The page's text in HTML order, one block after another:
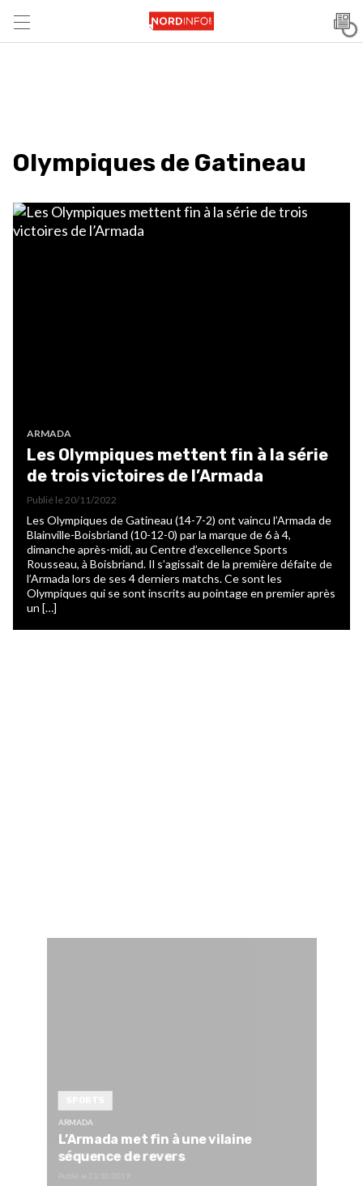
Olympiques de Gatineau
ARMADA
Les Olympiques mettent fin à la série
de trois victoires de l’Armada
Publié le20/11/2022
Les Olympiques de Gatineau (14-7-2) ont vaincu l’Armada de
Blainville-Boisbriand (10-12-0) par la marque de 6 à 4,
dimanche après-midi, au Centre d’excellence Sports
Rousseau, à Boisbriand. Il s’agissait de la première défaite de
l’Armada lors de ses 4 derniers matchs. Ce sont les
Olympiques qui se sont inscrits au pointage en premier après
un […]
ARMADA
L’Armada met fin à une vilaine
séquence de revers